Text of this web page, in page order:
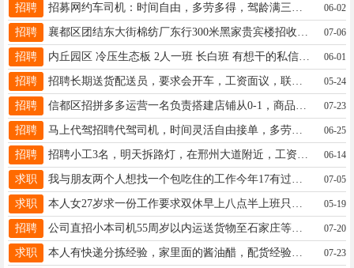
招聘 06-02
招聘 07-06
招聘 内丘园区 冷压生态板 2人一班 长白班 有想干的私信17633198168活于畅 要求在板厂干过活的 06-01
招聘 05-24
招聘 07-23
招聘 马上代驾招聘代驾司机，时间灵活自由接单，多劳多得（日均收入100-500元）联系电话V：17320873373 06-25
招聘 06-14
求职 07-05
求职 05-19
招聘 公司直招小本司机55周岁以内运送货物至石家庄等地不装卸周边运送当天可来回☎️16632966775同微 07-20
求职 本人有快递分拣经验，家里面的酱油醋，配货经验，保险和饭店勿扰，位置最好在开发区附近，联系电话19133536615 07-23